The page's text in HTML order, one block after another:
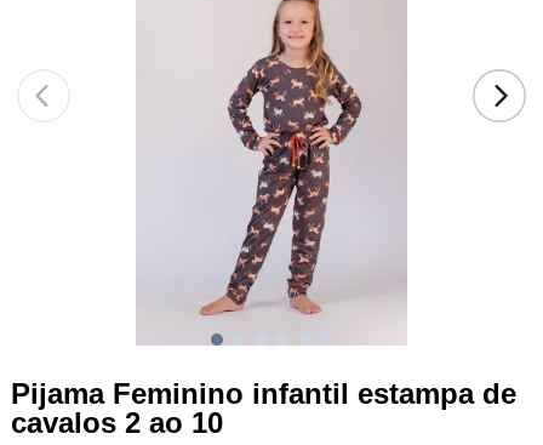
Pijama Feminino infantil estampa de
cavalos 2 ao 10